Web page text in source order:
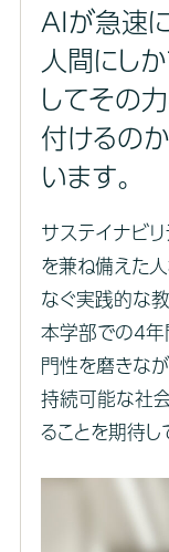
AIが急速
人間にし
してその
付けるの
います。
サステイナビ
を兼ね備えた
なぐ実践的な
本学部での4年
門性を磨きな
持続可能な社
ることを期待し